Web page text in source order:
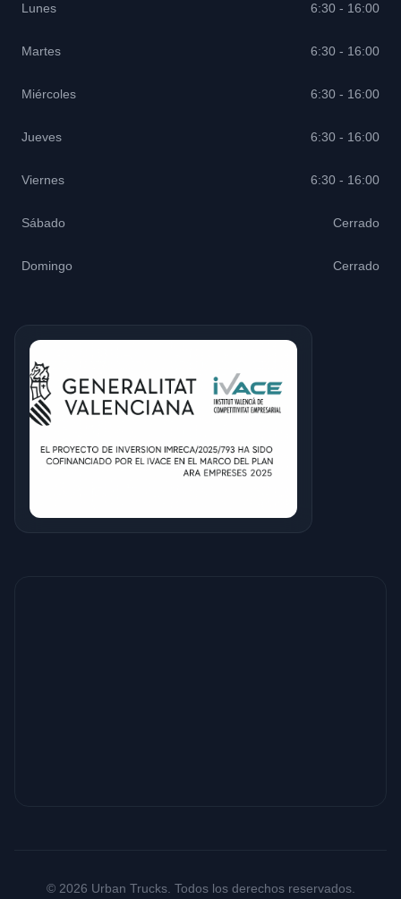
Lunes 6:30 - 16:00
Martes 6:30 - 16:00
Miércoles 6:30 - 16:00
Jueves 6:30 - 16:00
Viernes 6:30 - 16:00
Sábado Cerrado
Domingo Cerrado
© 2026 Urban Trucks. Todos los derechos reservados.